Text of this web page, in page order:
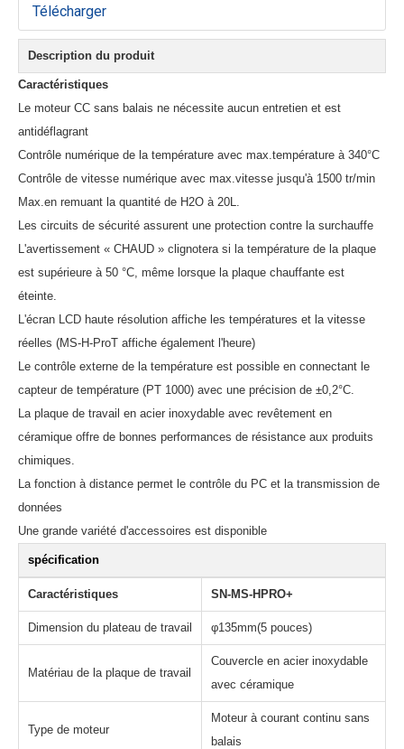
Télécharger
Description du produit
Caractéristiques
Le moteur CC sans balais ne nécessite aucun entretien et est
antidéflagrant
Contrôle numérique de la température avec max.température à 340°C
Contrôle de vitesse numérique avec max.vitesse jusqu'à 1500 tr/min
Max.en remuant la quantité de H2O à 20L.
Les circuits de sécurité assurent une protection contre la surchauffe
L'avertissement « CHAUD » clignotera si la température de la plaque
est supérieure à 50 °C, même lorsque la plaque chauffante est
éteinte.
L'écran LCD haute résolution affiche les températures et la vitesse
réelles (MS-H-ProT affiche également l'heure)
Le contrôle externe de la température est possible en connectant le
capteur de température (PT 1000) avec une précision de ±0,2°C.
La plaque de travail en acier inoxydable avec revêtement en
céramique offre de bonnes performances de résistance aux produits
chimiques.
La fonction à distance permet le contrôle du PC et la transmission de
données
Une grande variété d'accessoires est disponible
spécification
Caractéristiques SN-MS-HPRO+
Dimension du plateau de travail φ135mm(5 pouces)
Matériau de la plaque de travail
Couvercle en acier inoxydable
avec céramique
Type de moteur
Moteur à courant continu sans
balais